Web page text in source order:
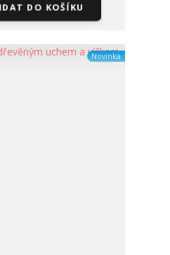
DO KOŠÍKU
Novinka